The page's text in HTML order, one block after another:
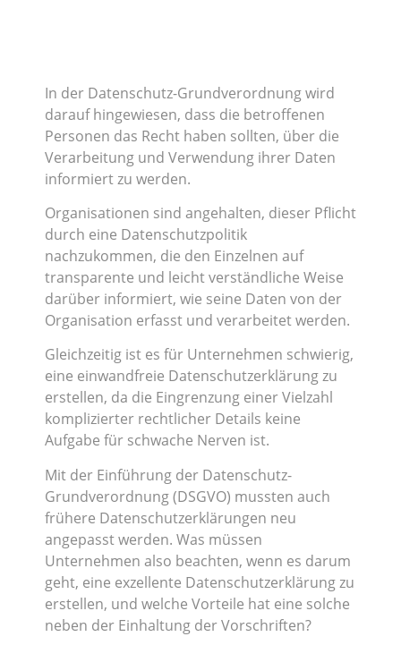
In der Datenschutz-Grundverordnung wird
darauf hingewiesen, dass die betroffenen
Personen das Recht haben sollten, über die
Verarbeitung und Verwendung ihrer Daten
informiert zu werden.
Organisationen sind angehalten, dieser Pflicht
durch eine Datenschutzpolitik
nachzukommen, die den Einzelnen auf
transparente und leicht verständliche Weise
darüber informiert, wie seine Daten von der
Organisation erfasst und verarbeitet werden.
Gleichzeitig ist es für Unternehmen schwierig,
eine einwandfreie Datenschutzerklärung zu
erstellen, da die Eingrenzung einer Vielzahl
komplizierter rechtlicher Details keine
Aufgabe für schwache Nerven ist.
Mit der Einführung der Datenschutz-
Grundverordnung (DSGVO) mussten auch
frühere Datenschutzerklärungen neu
angepasst werden. Was müssen
Unternehmen also beachten, wenn es darum
geht, eine exzellente Datenschutzerklärung zu
erstellen, und welche Vorteile hat eine solche
neben der Einhaltung der Vorschriften?